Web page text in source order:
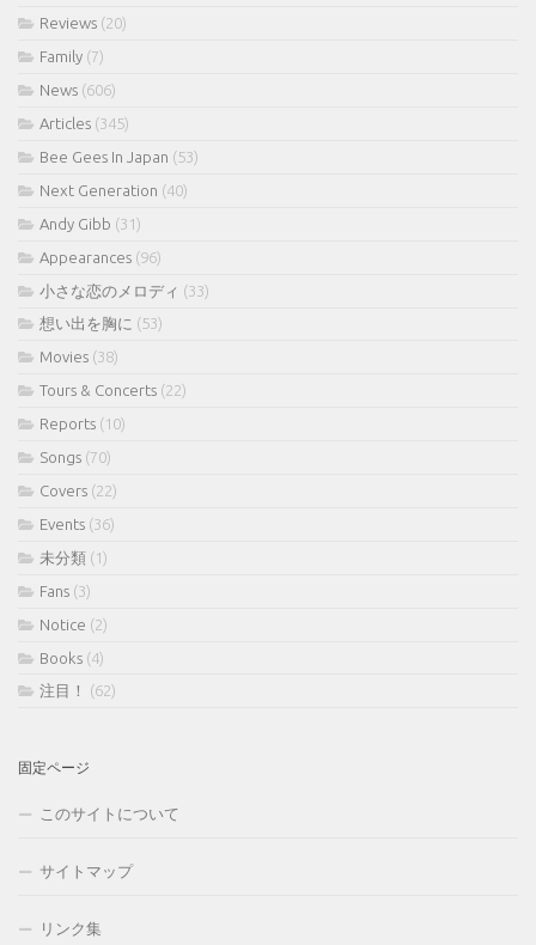
Reviews (20)
Family (7)
News (606)
Articles (345)
Bee Gees In Japan (53)
Next Generation (40)
Andy Gibb (31)
Appearances (96)
小さな恋のメロディ (33)
想い出を胸に (53)
Movies (38)
Tours & Concerts (22)
Reports (10)
Songs (70)
Covers (22)
Events (36)
未分類 (1)
Fans (3)
Notice (2)
Books (4)
注目！
(62)
固定ページ
このサイトについて
サイトマップ
リンク集